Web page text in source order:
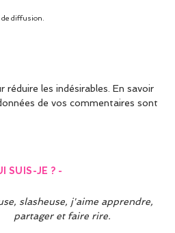
diffusion.
les indésirables. En savoir
de vos commentaires sont
SUIS-JE ? -
slasheuse, j'aime apprendre,
partager et faire rire.